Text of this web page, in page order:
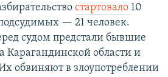
стартовало 10
— 21 человек.
судом предстали бывшие
Карагандинской области и
обвиняют в злоупотреблении